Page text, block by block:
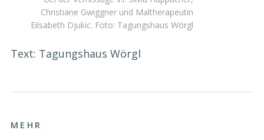
Christiane Gwiggner und Maltherapeutin
Eilsabeth Djukic. Foto: Tagungshaus Wörgl
Text: Tagungshaus Wörgl
MEHR